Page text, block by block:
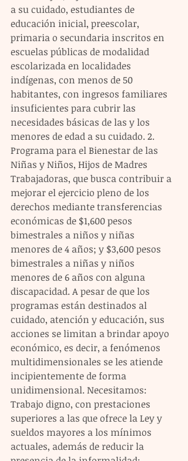
a su cuidado, estudiantes de
educación inicial, preescolar,
primaria o secundaria inscritos en
escuelas públicas de modalidad
escolarizada en localidades
indígenas, con menos de 50
habitantes, con ingresos familiares
insuficientes para cubrir las
necesidades básicas de las y los
menores de edad a su cuidado. 2.
Programa para el Bienestar de las
Niñas y Niños, Hijos de Madres
Trabajadoras, que busca contribuir a
mejorar el ejercicio pleno de los
derechos mediante transferencias
económicas de $1,600 pesos
bimestrales a niños y niñas
menores de 4 años; y $3,600 pesos
bimestrales a niñas y niños
menores de 6 años con alguna
discapacidad. A pesar de que los
programas están destinados al
cuidado, atención y educación, sus
acciones se limitan a brindar apoyo
económico, es decir, a fenómenos
multidimensionales se les atiende
incipientemente de forma
unidimensional. Necesitamos:
Trabajo digno, con prestaciones
superiores a las que ofrece la Ley y
sueldos mayores a los mínimos
actuales, además de reducir la